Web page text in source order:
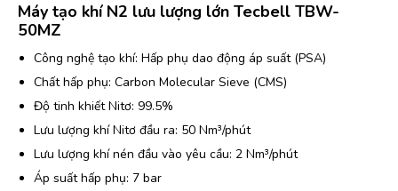
Máy tạo khí N2 lưu lượng lớn Tecbell TBW-
50MZ
Công nghệ tạo khí: Hấp phụ dao động áp suất (PSA)
Chất hấp phụ: Carbon Molecular Sieve (CMS)
Độ tinh khiết Nitơ: 99.5%
Lưu lượng khí Nitơ đầu ra: 50 Nm³/phút
Lưu lượng khí nén đầu vào yêu cầu: 2 Nm³/phút
Áp suất hấp phụ: 7 bar